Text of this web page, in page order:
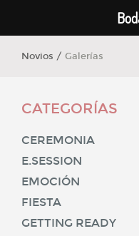
Novios / Galerías
CATEGORÍAS
CEREMONIA
E.SESSION
EMOCIÓN
FIESTA
GETTING READY